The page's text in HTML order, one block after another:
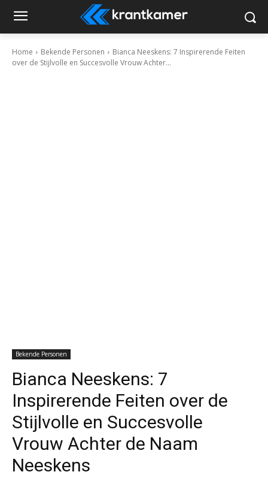
Home Bekende Personen
Bianca Neeskens: 7 Inspirerende Feiten
over de Stijlvolle en Succesvolle Vrouw Achter...
Bekende Personen
Bianca Neeskens: 7
Inspirerende Feiten over de
Stijlvolle en Succesvolle
Vrouw Achter de Naam
Neeskens